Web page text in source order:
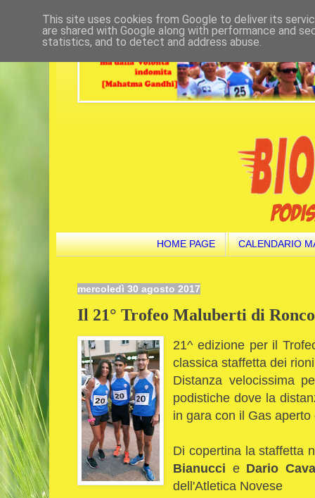
HOME PAGE CALENDARIO
mercoledì 30 agosto 2017
Il 21° Trofeo Maluberti di
21^ edizione per il
classica staffetta dei
Distanza velocissima
podistiche dove la
in gara con il Gas
Di copertina la staffetta
Bianucci e Dario
dell'Atletica Novese
This site uses cookies from Google to deliver its
are shared with Google along with performance and
statistics, and to detect and address abuse.